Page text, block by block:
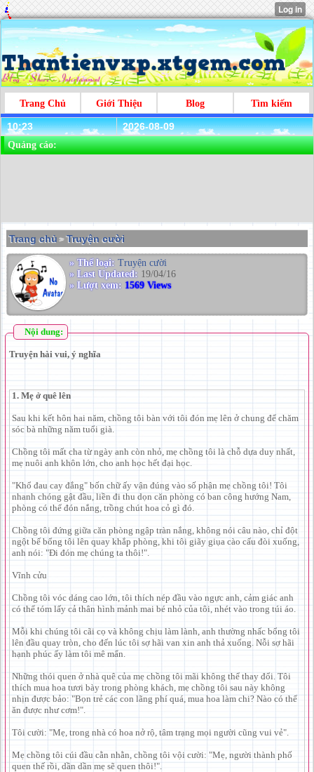
Trang Chủ Giới Thiệu Blog Tìm kiếm
10:23 2026-08-09
Quảng cáo:
Trang chủ >Truyện cười
» Thể loại: Truyện cười
» Last Updated: 19/04/16
» Lượt xem: 1569 Views
Nội dung:
Truyện hài vui, ý nghĩa
1. Mẹ ở quê lên
Sau khi kết hôn hai năm, chồng tôi bàn với tôi đón mẹ lên ở chung để chăm
sóc bà những năm tuổi già.
Chồng tôi mất cha từ ngày anh còn nhỏ, mẹ chồng tôi là chỗ dựa duy nhất,
mẹ nuôi anh khôn lớn, cho anh học hết đại học.
"Khổ đau cay đắng" bốn chữ ấy vận đúng vào số phận mẹ chồng tôi! Tôi
nhanh chóng gật đầu, liền đi thu dọn căn phòng có ban công hướng Nam,
phòng có thể đón nắng, trồng chút hoa cỏ gì đó.
Chồng tôi đứng giữa căn phòng ngập tràn nắng, không nói câu nào, chỉ đột
ngột bế bổng tôi lên quay khắp phòng, khi tôi giãy giụa cào cấu đòi xuống,
anh nói: "Đi đón mẹ chúng ta thôi!".
Vĩnh cửu
Chồng tôi vóc dáng cao lớn, tôi thích nép đầu vào ngực anh, cảm giác anh
có thể tóm lấy cả thân hình mảnh mai bé nhỏ của tôi, nhét vào trong túi áo.
Mỗi khi chúng tôi cãi cọ và không chịu làm lành, anh thường nhấc bổng tôi
lên đầu quay tròn, cho đến lúc tôi sợ hãi van xin anh thả xuống. Nỗi sợ hãi
hạnh phúc ấy làm tôi mê mẩn.
Những thói quen ở nhà quê của mẹ chồng tôi mãi không thể thay đổi. Tôi
thích mua hoa tươi bày trong phòng khách, mẹ chồng tôi sau này không
nhịn được bảo: "Bọn trẻ các con lãng phí quá, mua hoa làm chi? Nào có thể
ăn được như cơm!".
Tôi cười: "Mẹ, trong nhà có hoa nở rộ, tâm trạng mọi người cũng vui vẻ".
Mẹ chồng tôi cúi đầu cằn nhằn, chồng tôi vội cười: "Mẹ, người thành phố
quen thế rồi, dần dần mẹ sẽ quen thôi!".